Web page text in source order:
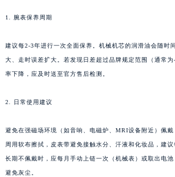
1. 腕表保养周期
建议每2-3年进行一次全面保养。机械机芯的润滑油会随时
大、走时误差扩大。若发现日差超过品牌规定范围（通常
率下降，应及时送至官方售后检测。
2. 日常使用建议
避免在强磁场环境（如音响、电磁炉、MRI设备附近）佩
周用软布擦拭，皮表带避免接触水分、汗液和化妆品，建
长期不佩戴时，应每月手动上链一次（机械表）或取出电
避免灰尘。